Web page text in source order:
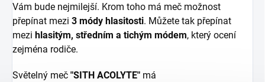
Vám bude nejmilejší. Krom toho má meč možnost
přepínat mezi 3 módy hlasitosti. Můžete tak přepínat
mezi hlasitým, středním a tichým módem, který ocení
zejména rodiče.
Světelný meč "SITH ACOLYTE" má